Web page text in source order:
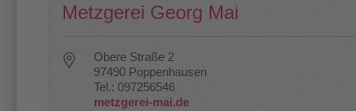
Metzgerei Georg Mai
Obere Straße 2
97490 Poppenhausen
Tel.: 097256546
metzgerei-mai.de